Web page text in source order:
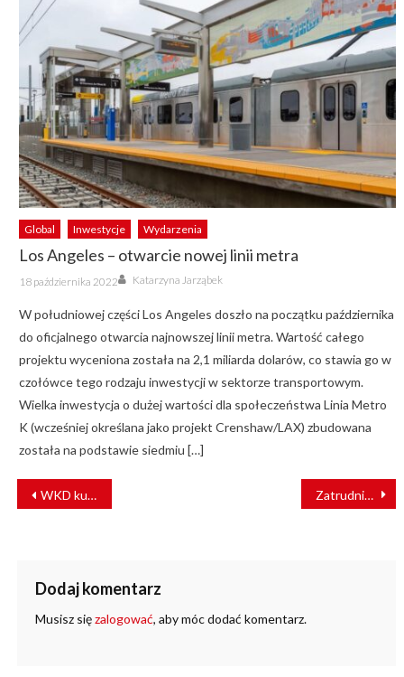
Global Inwestycje Wydarzenia
Los Angeles – otwarcie nowej linii metra
Posted
on
18 października 2022 Author
Katarzyna Jarząbek
W południowej części Los Angeles doszło na początku października
do oficjalnego otwarcia najnowszej linii metra. Wartość całego
projektu wyceniona została na 2,1 miliarda dolarów, co stawia go w
czołówce tego rodzaju inwestycji w sektorze transportowym.
Wielka inwestycja o dużej wartości dla społeczeństwa Linia Metro
K (wcześniej określana jako projekt Crenshaw/LAX) zbudowana
została na podstawie siedmiu […]
NAWIGACJA
WPISU
WKD kupuje pojazd sieciowy. Umowa podpisana Zatrudnienie w PKP PLK. “Mniej niż w roku 2022”
Dodaj komentarz
Musisz sięzalogować, aby móc dodać komentarz.